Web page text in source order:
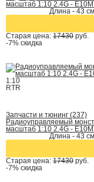
масштаб 1:10 2.4G -
Длина - 43
Старая цена: 17430 руб.
-7% скидка
1:10
RTR
Запчасти и тюнинг (237)
Радиоуправляемый
масштаб 1:10 2.4G -
Длина - 43
Старая цена: 17430 руб.
-7% скидка